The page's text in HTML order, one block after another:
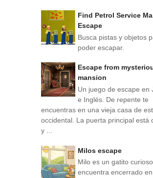
Find Petrol Service
Escape
Busca pistas y objetos
poder escapar.
Escape from
mansion
Un juego de escape en
e Inglés. De repente te
encuentras en una vieja casa de
occidental. La puerta principal está
y ...
Milos escape
Milo es un gatito
encuentra encerrado